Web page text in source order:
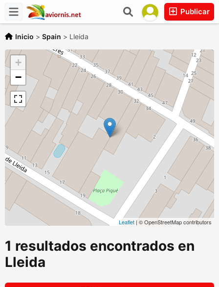
Publicar
Inicio > Spain > Lleida
+
−
Leaflet | © OpenStreetMap contributors
1 resultados encontrados en
Lleida